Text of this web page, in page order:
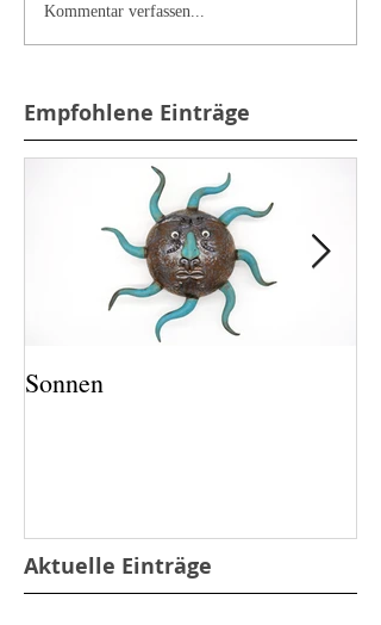
Kommentar verfassen...
Empfohlene Einträge
Sonnen
Aktuelle Einträge